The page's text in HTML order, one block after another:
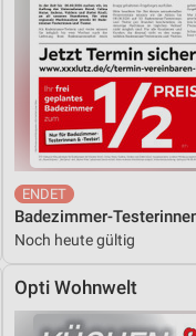
Badezimmer-
Noch heute gültig
Opti Wohnwelt